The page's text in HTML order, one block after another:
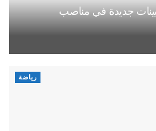
جديدة في مناصب
رياضة